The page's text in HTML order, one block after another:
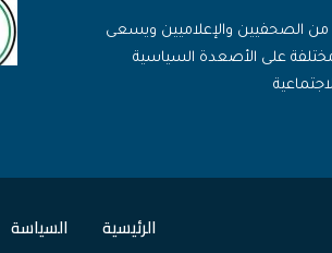
من الصحفيين والإعلاميين ويسعى
على الأصعدة السياسية
الرئيسية السياسة